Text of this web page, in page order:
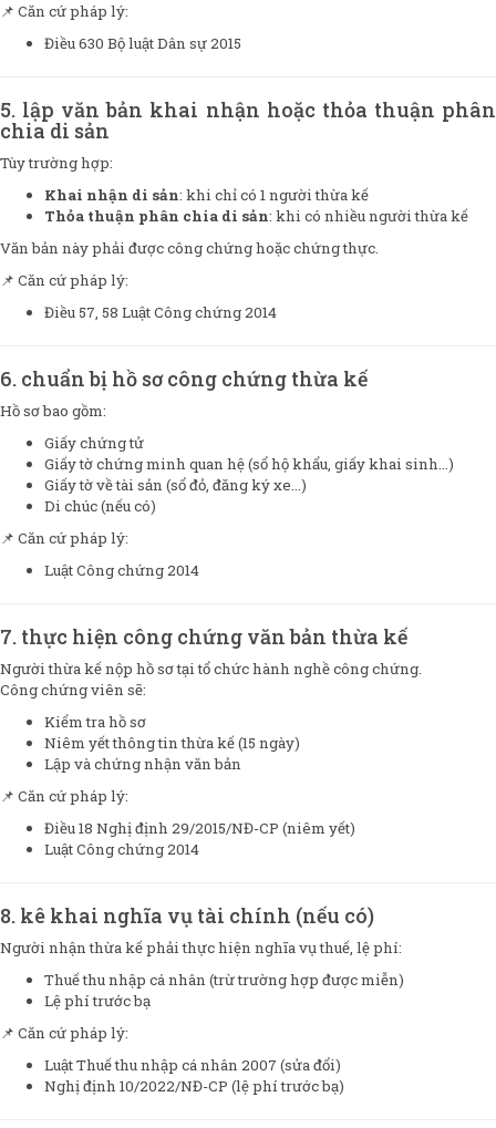
📌 Căn cứ pháp lý:
Điều 630 Bộ luật Dân sự 2015
5. lập văn bản khai nhận hoặc thỏa thuận phân
chia di sản
Tùy trường hợp:
Khai nhận di sản: khi chỉ có 1 người thừa kế
Thỏa thuận phân chia di sản: khi có nhiều người thừa kế
Văn bản này phải được công chứng hoặc chứng thực.
📌 Căn cứ pháp lý:
Điều 57, 58 Luật Công chứng 2014
6. chuẩn bị hồ sơ công chứng thừa kế
Hồ sơ bao gồm:
Giấy chứng tử
Giấy tờ chứng minh quan hệ (sổ hộ khẩu, giấy khai sinh…)
Giấy tờ về tài sản (sổ đỏ, đăng ký xe…)
Di chúc (nếu có)
📌 Căn cứ pháp lý:
Luật Công chứng 2014
7. thực hiện công chứng văn bản thừa kế
Người thừa kế nộp hồ sơ tại tổ chức hành nghề công chứng.
Công chứng viên sẽ:
Kiểm tra hồ sơ
Niêm yết thông tin thừa kế (15 ngày)
Lập và chứng nhận văn bản
📌 Căn cứ pháp lý:
Điều 18 Nghị định 29/2015/NĐ-CP (niêm yết)
Luật Công chứng 2014
8. kê khai nghĩa vụ tài chính (nếu có)
Người nhận thừa kế phải thực hiện nghĩa vụ thuế, lệ phí:
Thuế thu nhập cá nhân (trừ trường hợp được miễn)
Lệ phí trước bạ
📌 Căn cứ pháp lý:
Luật Thuế thu nhập cá nhân 2007 (sửa đổi)
Nghị định 10/2022/NĐ-CP (lệ phí trước bạ)